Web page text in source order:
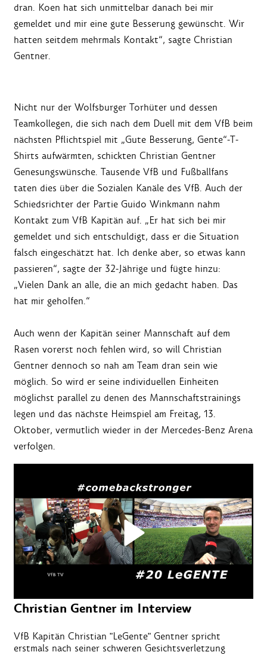
dran. Koen hat sich unmittelbar danach bei mir
gemeldet und mir eine gute Besserung gewünscht. Wir
hatten seitdem mehrmals Kontakt“, sagte Christian
Gentner.
Nicht nur der Wolfsburger Torhüter und dessen
Teamkollegen, die sich nach dem Duell mit dem VfB beim
nächsten Pflichtspiel mit „Gute Besserung, Gente“-T-
Shirts aufwärmten, schickten Christian Gentner
Genesungswünsche. Tausende VfB und Fußballfans
taten dies über die Sozialen Kanäle des VfB. Auch der
Schiedsrichter der Partie Guido Winkmann nahm
Kontakt zum VfB Kapitän auf. „Er hat sich bei mir
gemeldet und sich entschuldigt, dass er die Situation
falsch eingeschätzt hat. Ich denke aber, so etwas kann
passieren“, sagte der 32-Jährige und fügte hinzu:
„Vielen Dank an alle, die an mich gedacht haben. Das
hat mir geholfen.“
Auch wenn der Kapitän seiner Mannschaft auf dem
Rasen vorerst noch fehlen wird, so will Christian
Gentner dennoch so nah am Team dran sein wie
möglich. So wird er seine individuellen Einheiten
möglichst parallel zu denen des Mannschaftstrainings
legen und das nächste Heimspiel am Freitag, 13.
Oktober, vermutlich wieder in der Mercedes-Benz Arena
verfolgen.
Christian Gentner im Interview
VfB Kapitän Christian "LeGente" Gentner spricht
erstmals nach seiner schweren Gesichtsverletzung